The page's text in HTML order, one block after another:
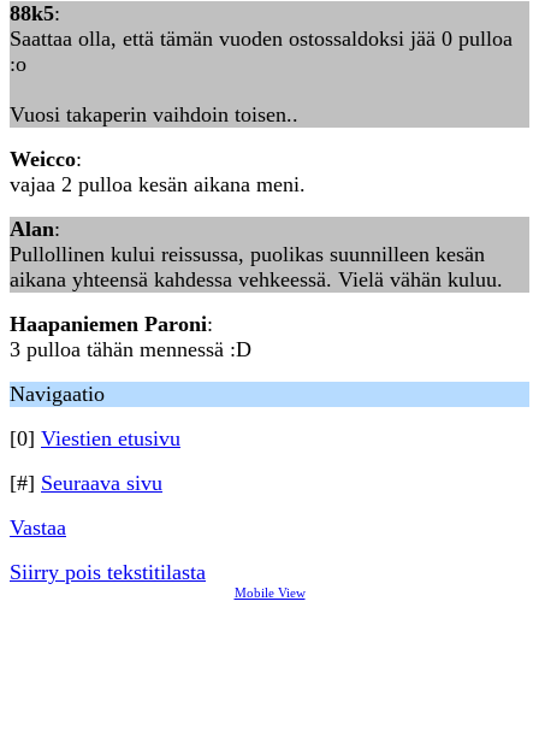
88k5:
Saattaa olla, että tämän vuoden ostossaldoksi jää 0 pulloa
:o
Vuosi takaperin vaihdoin toisen..
Weicco:
vajaa 2 pulloa kesän aikana meni.
Alan:
Pullollinen kului reissussa, puolikas suunnilleen kesän
aikana yhteensä kahdessa vehkeessä. Vielä vähän kuluu.
Haapaniemen Paroni:
3 pulloa tähän mennessä :D
Navigaatio
[0] Viestien etusivu
[#] Seuraava sivu
Vastaa
Siirry pois tekstitilasta
Mobile View